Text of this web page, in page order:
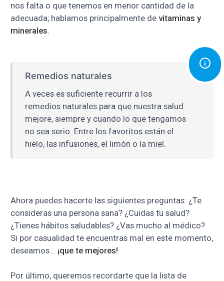
nos falta o que tenemos en menor cantidad de la
adecuada; hablamos principalmente de vitaminas y
minerales.
Remedios naturales
A veces es suficiente recurrir a los
remedios naturales para que nuestra salud
mejore, siempre y cuando lo que tengamos
no sea serio. Entre los favoritos están el
hielo, las infusiones, el limón o la miel.
Ahora puedes hacerte las siguientes preguntas: ¿Te
consideras una persona sana? ¿Cuidas tu salud?
¿Tienes hábitos saludables? ¿Vas mucho al médico?
Si por casualidad te encuentras mal en este momento,
deseamos... ¡que te mejores!
Por último, queremos recordarte que la lista de